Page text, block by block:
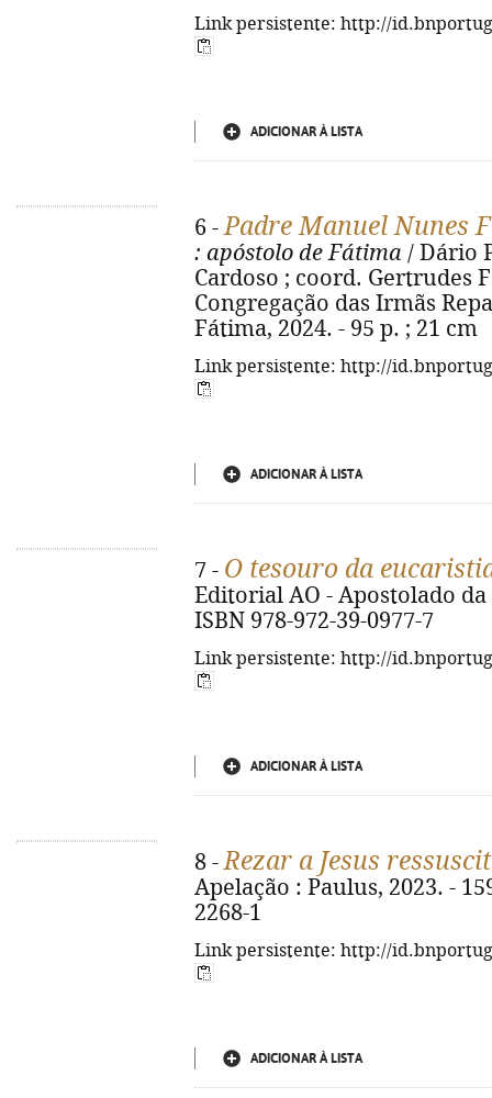
Link persistente: http://
ADICIONAR À LISTA
6 -Padre Manuel Nunes
: apóstolo de Fátima / Dário
Cardoso ; coord. Gertrudes
Congregação das Irmãs
Fátima, 2024. - 95 p. ; 21 cm
Link persistente: http://
ADICIONAR À LISTA
7 - O tesouro da
Editorial AO - Apostolado da
ISBN 978-972-39-0977-7
Link persistente: http://
ADICIONAR À LISTA
8 -Rezar a Jesus
Apelação : Paulus, 2023. -
2268-1
Link persistente: http://
ADICIONAR À LISTA